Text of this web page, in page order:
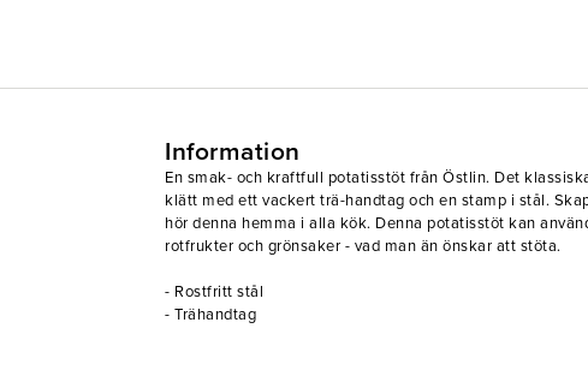
Information
En smak- och kraftfull potatisstöt från Östlin. Det
klätt med ett vackert trä-handtag och en stamp i stål.
hör denna hemma i alla kök. Denna potatisstöt kan
rotfrukter och grönsaker - vad man än önskar att stöta.
- Rostfritt stål
- Trähandtag